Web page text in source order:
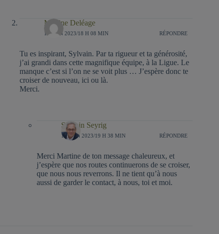
Martine Deléage
17 JUIN 2023/18 H 08 MIN RÉPONDRE
Tu es inspirant, Sylvain. Par ta rigueur et ta générosité,
j’ai grandi dans cette magnifique équipe, à la Ligue. Le
manque c’est si l’on ne se voit plus … J’espère donc te
croiser de nouveau, ici ou là.
Merci.
Sylvain Seyrig
17 JUIN 2023/19 H 38 MIN RÉPONDRE
Merci Martine de ton message chaleureux, et
j’espère que nos routes continuerons de se croiser,
que nous nous reverrons. Il ne tient qu’à nous
aussi de garder le contact, à nous, toi et moi.